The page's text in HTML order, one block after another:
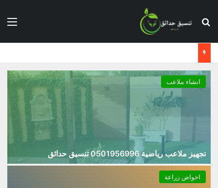
بحث عن
انشاء ملاعب
تجهيز ملاعب رياضية 0501956996 تنسيق حدائق
احواض زراعة